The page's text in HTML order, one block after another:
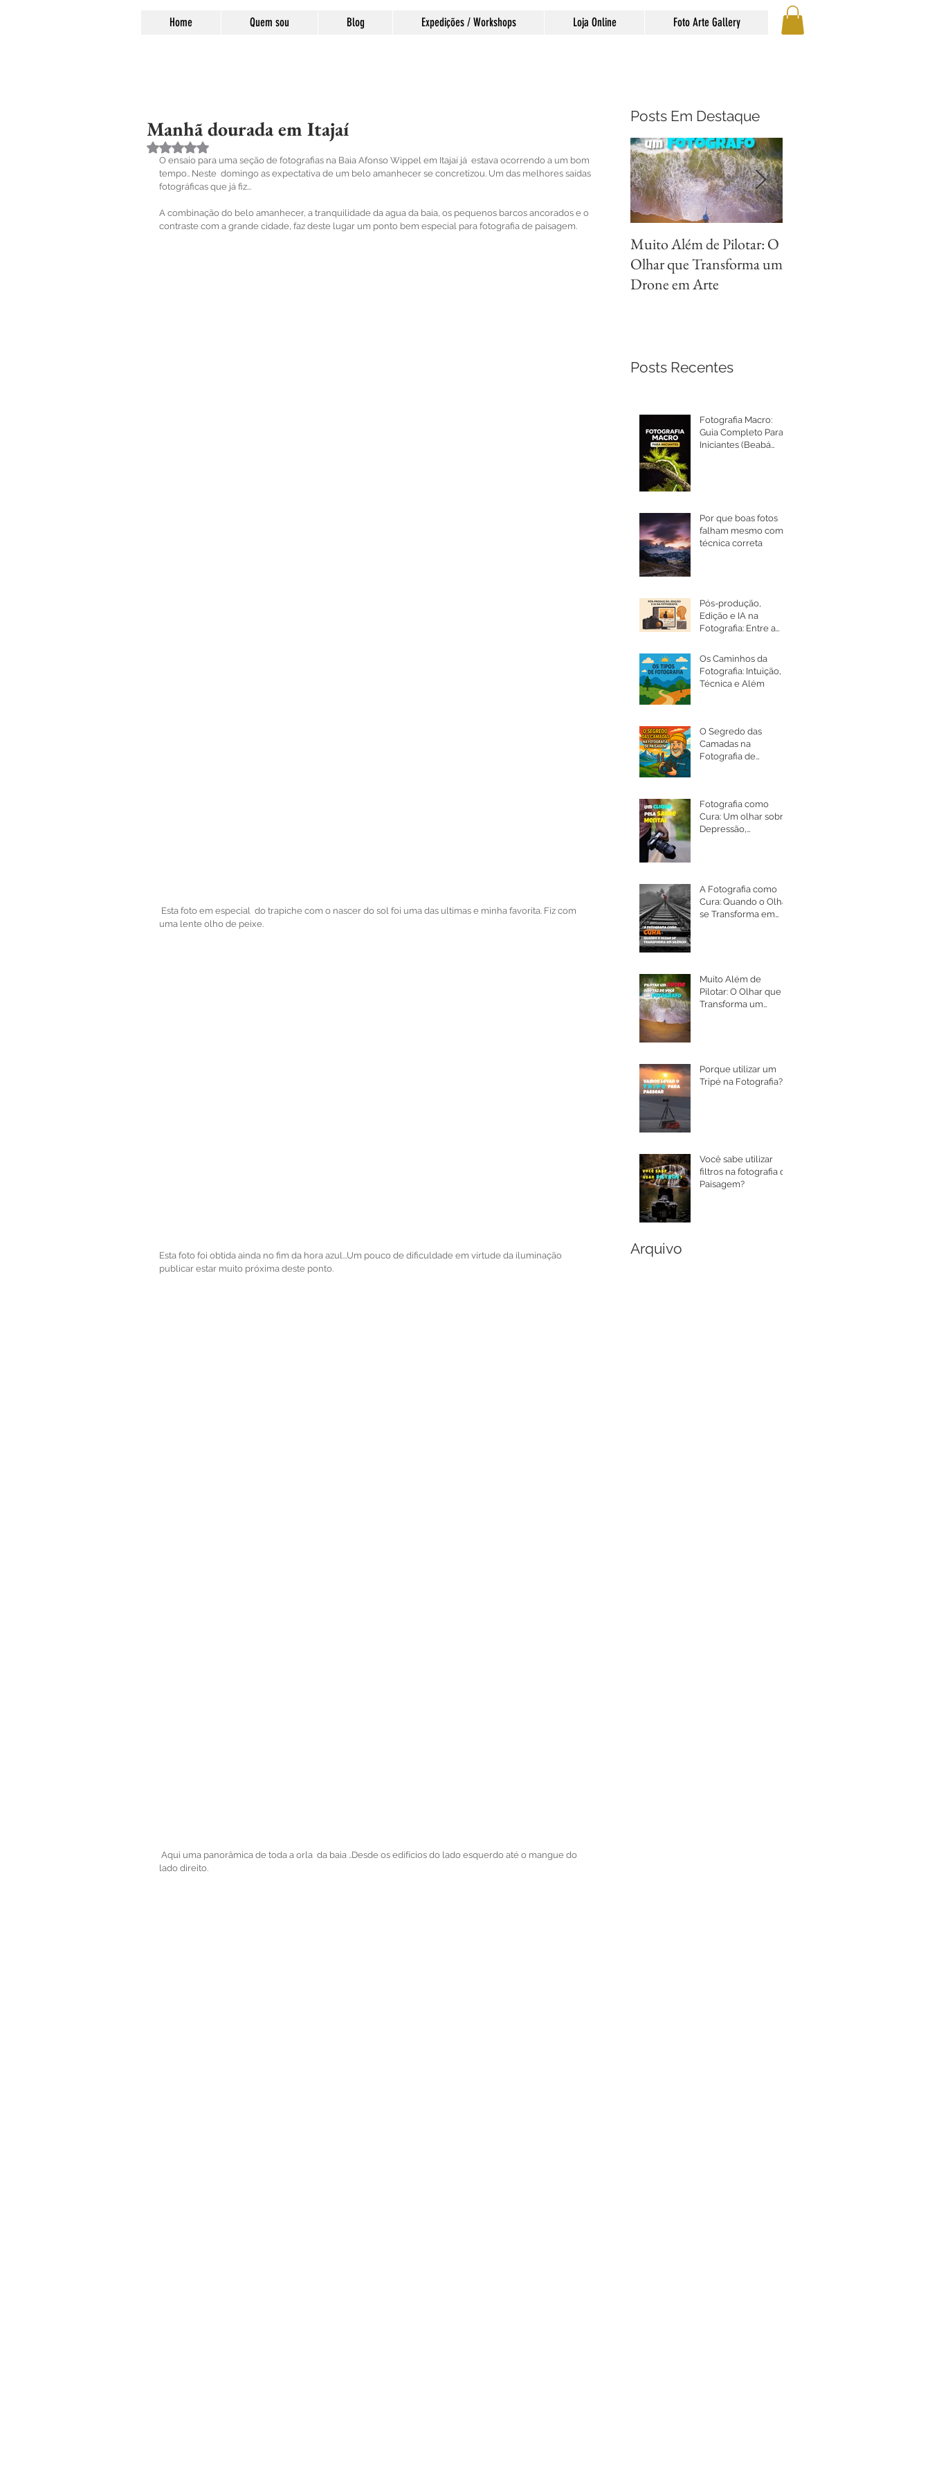
Home Quem sou Blog Expedições / Workshops Loja Online Foto Arte Gallery
Manhã dourada em Itajaí
Avaliado com NaN de 5 estrelas.
O ensaio para uma seção de fotografias na Baia Afonso Wippel em Itajaí já  estava ocorrendo a um bom
tempo.. Neste  domingo as expectativa de um belo amanhecer se concretizou. Um das melhores saídas
fotográficas que já fiz...
A combinação do belo amanhecer, a tranquilidade da agua da baia, os pequenos barcos ancorados e o
contraste com a grande cidade, faz deste lugar um ponto bem especial para fotografia de paisagem.
uma lente olho de peixe.
Esta foto foi obtida ainda no fim da hora azul...Um pouco de dificuldade em virtude da iluminação
publicar estar muito próxima deste ponto.
lado direito.
Posts Em Destaque
Muito Além de Pilotar: O
Olhar que Transforma um
Drone em Arte
Posts Recentes
Fotografia Macro:
Guia Completo Para
Iniciantes (Beabá
Por que boas fotos
falham mesmo com
técnica correta
Pós-produção,
Edição e IA na
Fotografia: Entre a
Intenção
Os Caminhos da
Fotografia: Intuição,
Técnica e Além
O Segredo das
Camadas na
Fotografia de
Fotografia como
Cura: Um olhar sobre
Depressão,
A Fotografia como
Cura: Quando o Olhar
se Transforma em
Muito Além de
Pilotar: O Olhar que
Transforma um
Porque utilizar um
Tripé na Fotografia?
Você sabe utilizar
filtros na fotografia de
Paisagem?
Arquivo